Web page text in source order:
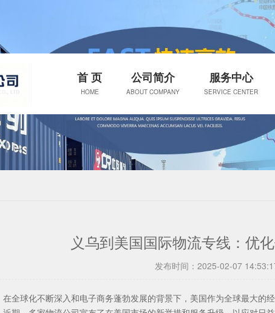
首 页
HOME
公司简介
ABOUT COMPANY
服务中心
SERVICE CENTER
义乌到美国国际物流专线：优
发布时间：2025-02-07
在全球化不断深入和电子商务蓬勃发展的背景下，美国作为全球最大的